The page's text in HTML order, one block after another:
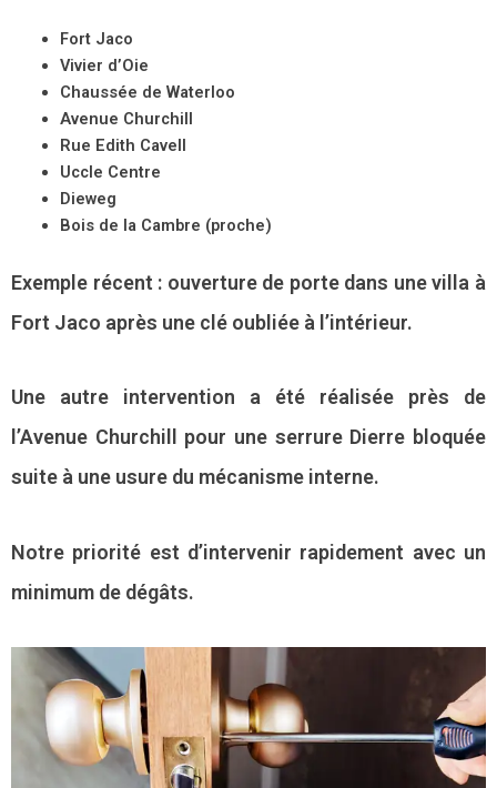
Fort Jaco
Vivier d’Oie
Chaussée de Waterloo
Avenue Churchill
Rue Edith Cavell
Uccle Centre
Dieweg
Bois de la Cambre (proche)
Exemple récent : ouverture de porte dans une villa à
Fort Jaco après une clé oubliée à l’intérieur.
Une autre intervention a été réalisée près de
l’Avenue Churchill pour une serrure Dierre bloquée
suite à une usure du mécanisme interne.
Notre priorité est d’intervenir rapidement avec un
minimum de dégâts.